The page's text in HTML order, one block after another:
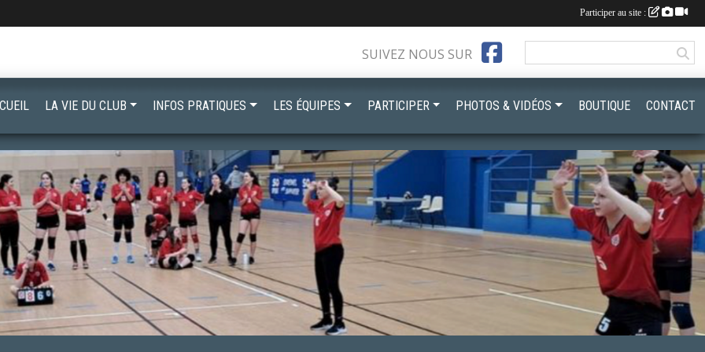
SUIVEZ NOUS SUR
LA VIE DU CLUB INFOS PRATIQUES LES ÉQUIPES PARTICIPER PHOTOS & VIDÉOS BOUTIQUE CONTACT
Participer au site :